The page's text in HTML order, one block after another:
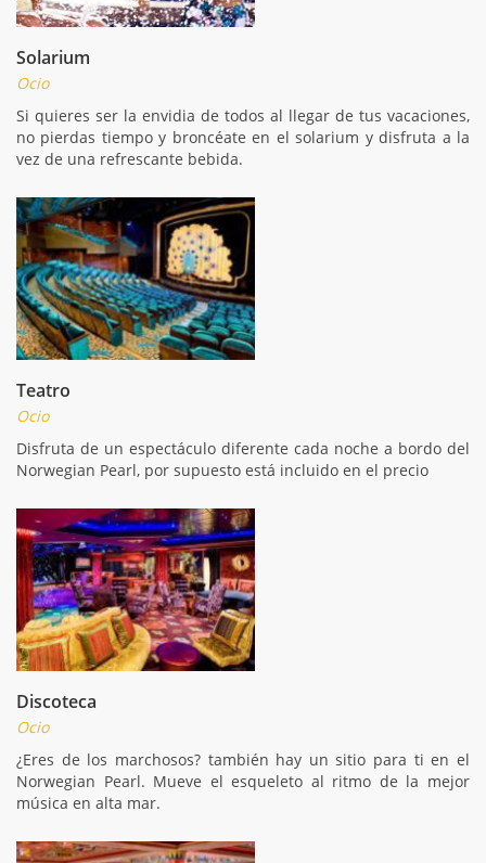
Solarium
Ocio
Si quieres ser la envidia de todos al llegar de tus vacaciones,
no pierdas tiempo y broncéate en el solarium y disfruta a la
vez de una refrescante bebida.
Teatro
Ocio
Disfruta de un espectáculo diferente cada noche a bordo del
Norwegian Pearl, por supuesto está incluido en el precio
Discoteca
Ocio
¿Eres de los marchosos? también hay un sitio para ti en el
Norwegian Pearl. Mueve el esqueleto al ritmo de la mejor
música en alta mar.